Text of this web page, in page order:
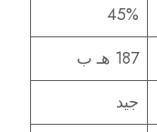
45%
187 هـ ب
جيد